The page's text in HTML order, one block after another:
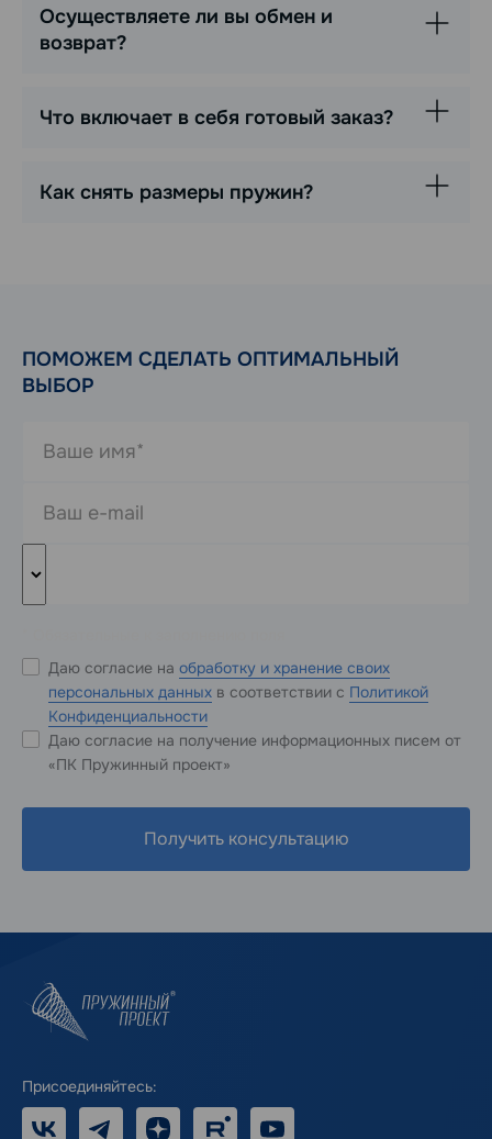
Осуществляете ли вы обмен и
возврат?
Что включает в себя готовый заказ?
Как снять размеры пружин?
ПОМОЖЕМ СДЕЛАТЬ ОПТИМАЛЬНЫЙ
ВЫБОР
Даю согласие на обработку и хранение своих
персональных данных в соответствии с Политикой
Конфиденциальности
Даю согласие на получение информационных писем от
«ПК Пружинный проект»
Получить консультацию
Присоединяйтесь:
VK TelegramДзен RUTUBE